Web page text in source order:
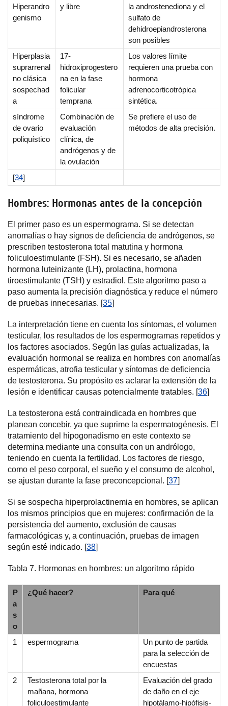
Hiperandro
genismo
y libre
la androstenediona y el
sulfato de
dehidroepiandrosterona
son posibles
Hiperplasia
suprarrenal
no clásica
sospechad
a
17-
hidroxiprogestero
na en la fase
folicular
temprana
Los valores límite
requieren una prueba con
hormona
adrenocorticotrópica
sintética.
síndrome
de ovario
poliquístico
Combinación de
evaluación
clínica, de
andrógenos y de
la ovulación
Se prefiere el uso de
métodos de alta precisión.
[34]
Hombres: Hormonas antes de la concepción
El primer paso es un espermograma. Si se detectan
anomalías o hay signos de deficiencia de andrógenos, se
prescriben testosterona total matutina y hormona
foliculoestimulante (FSH). Si es necesario, se añaden
hormona luteinizante (LH), prolactina, hormona
tiroestimulante (TSH) y estradiol. Este algoritmo paso a
paso aumenta la precisión diagnóstica y reduce el número
de pruebas innecesarias. [35]
La interpretación tiene en cuenta los síntomas, el volumen
testicular, los resultados de los espermogramas repetidos y
los factores asociados. Según las guías actualizadas, la
evaluación hormonal se realiza en hombres con anomalías
espermáticas, atrofia testicular y síntomas de deficiencia
de testosterona. Su propósito es aclarar la extensión de la
lesión e identificar causas potencialmente tratables. [36]
La testosterona está contraindicada en hombres que
planean concebir, ya que suprime la espermatogénesis. El
tratamiento del hipogonadismo en este contexto se
determina mediante una consulta con un andrólogo,
teniendo en cuenta la fertilidad. Los factores de riesgo,
como el peso corporal, el sueño y el consumo de alcohol,
se ajustan durante la fase preconcepcional. [37]
Si se sospecha hiperprolactinemia en hombres, se aplican
los mismos principios que en mujeres: confirmación de la
persistencia del aumento, exclusión de causas
farmacológicas y, a continuación, pruebas de imagen
según esté indicado. [38]
Tabla 7. Hormonas en hombres: un algoritmo rápido
P
a
s
o
¿Qué hacer? Para qué
1 espermograma
Un punto de partida
para la selección de
encuestas
2
Testosterona total por la
mañana, hormona
foliculoestimulante
Evaluación del grado
de daño en el eje
hipotálamo-hipófisis-